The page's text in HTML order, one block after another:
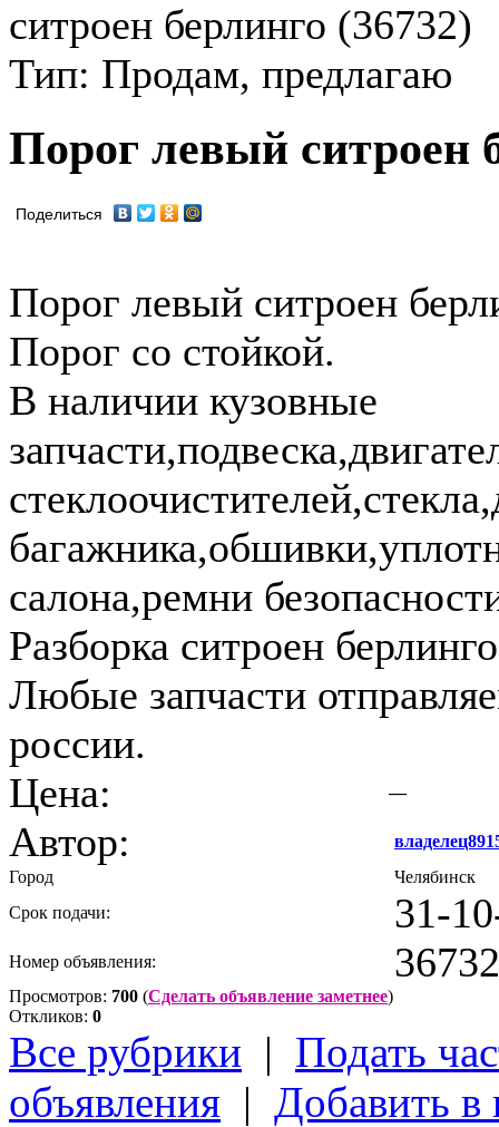
ситроен берлинго (36732)
Тип: Продам, предлагаю
Порог левый ситроен
Поделиться
Порог левый ситроен
Порог со стойкой.
В наличии кузовные
салона,ремни
Разборка ситроен берлинго
Любые запчасти
россии.
Цена:
—
Автор:
Город
Челябинск
Срок подачи:
31-
Номер объявления: 36732
Просмотров: 700 (Сделать объявление заметнее)
Откликов: 0
Все рубрики | Подать
объявления | Добавить в